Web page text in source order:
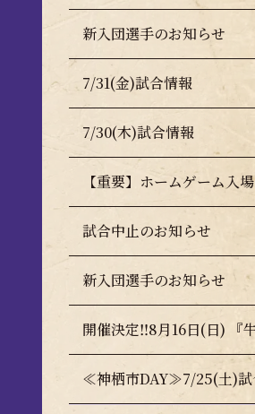
新入団選手のお知らせ
7/31(金)試合情報
7/30(木)試合情報
試合中止のお知らせ
新入団選手のお知らせ
≪神栖市DAY≫7/25(土)試